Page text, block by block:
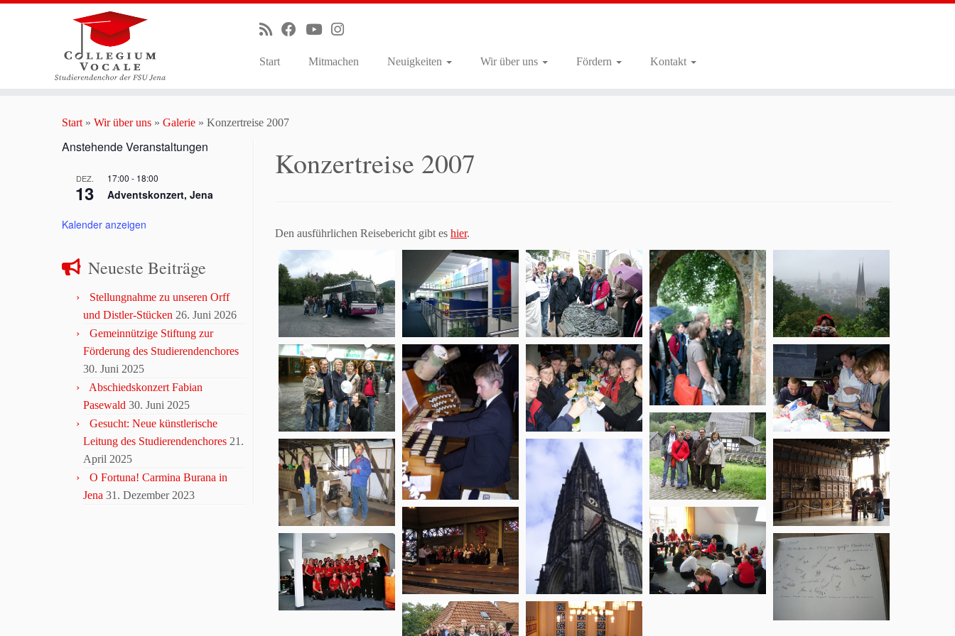
Start Mitmachen Neuigkeiten Wir über uns Fördern Kontakt
Start » Wir über uns » Galerie » Konzertreise 2007
Anstehende Veranstaltungen
DEZ.
13
17:00 - 18:00
Adventskonzert, Jena
Kalender anzeigen
Neueste Beiträge
Stellungnahme zu unseren Orff
und Distler-Stücken 26. Juni 2026
Gemeinnützige Stiftung zur
Förderung des Studierendenchores
30. Juni 2025
Abschiedskonzert Fabian
Pasewald 30. Juni 2025
Gesucht: Neue künstlerische
Leitung des Studierendenchores 21.
April 2025
O Fortuna! Carmina Burana in
Jena 31. Dezember 2023
Konzertreise 2007
Den ausführlichen Reisebericht gibt es hier.